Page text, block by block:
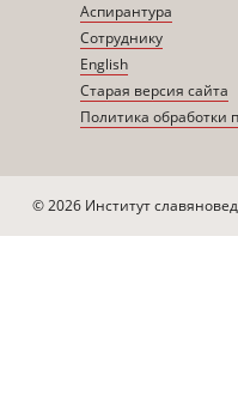
Аспирантура
Сотруднику
English
Старая версия сайта
Политика обработки
© 2026 Институт